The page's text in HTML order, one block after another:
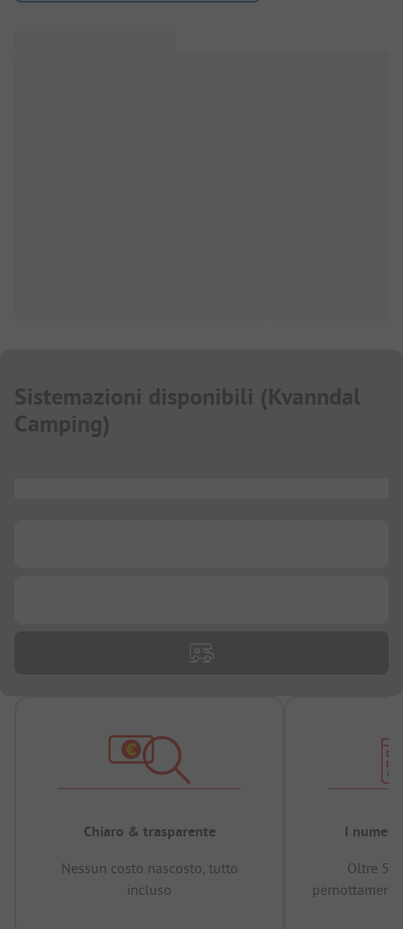
Sistemazioni disponibili (Kvanndal
Camping)
Chiaro & trasparente
Nessun costo nascosto, tutto
incluso
I numeri
Oltre